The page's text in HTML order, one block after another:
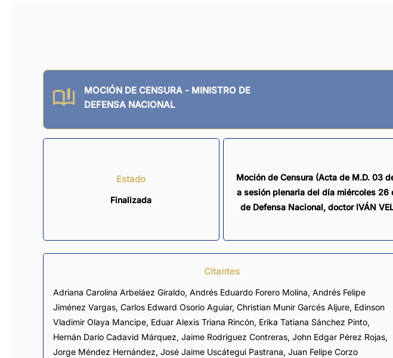
MOCIÓN DE CENSURA - MINISTRO DE
DEFENSA NACIONAL
Estado
Finalizada
Moción de Censura (Acta de M.D. 03
a sesión plenaria del día miércoles
de Defensa Nacional, doctor IVÁN
Citantes
Adriana Carolina Arbeláez Giraldo, Andrés Eduardo Forero Molina, Andrés Felipe
Jiménez Vargas, Carlos Edward Osorio Aguiar, Christian Munir Garcés Aljure, Edinson
Vladimir Olaya Mancipe, Eduar Alexis Triana Rincón, Erika Tatiana Sánchez Pinto,
Hernán Darío Cadavid Márquez, Jaime Rodríguez Contreras, John Edgar Pérez Rojas,
Jorge Méndez Hernández, José Jaime Uscátegui Pastrana, Juan Felipe Corzo